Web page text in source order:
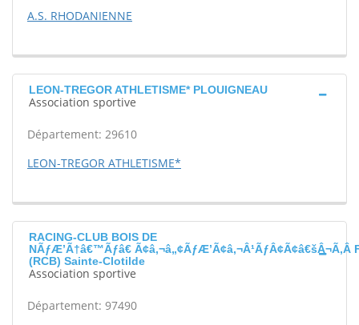
A.S. RHODANIENNE
LEON-TREGOR ATHLETISME* PLOUIGNEAU
Association sportive
Département: 29610
LEON-TREGOR ATHLETISME*
RACING-CLUB BOIS DE
NÃƒÆ’Ã†â€™Ãƒâ€ Ã¢â‚¬â„¢ÃƒÆ’Ã¢â‚¬Â¹ÃƒÂ¢Ã¢â€šÂ¬Ã‚Â
(RCB) Sainte-Clotilde
Association sportive
Département: 97490